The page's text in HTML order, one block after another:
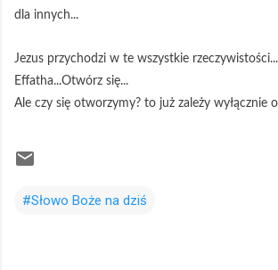
dla innych...
Jezus przychodzi w te wszystkie
Effatha...Otwórz się...
Ale czy się otworzymy? to już zależy wyłącznie
#Słowo Boże na dziś